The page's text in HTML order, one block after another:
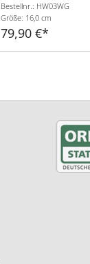
Bestellnr.: HW03WG
Größe: 16,0 cm
79,90 €